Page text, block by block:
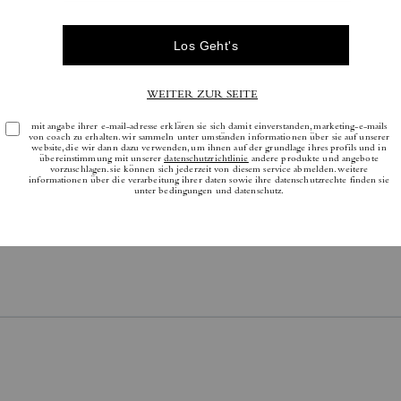
Bewertungen
Es gibt noch keine Reviews.